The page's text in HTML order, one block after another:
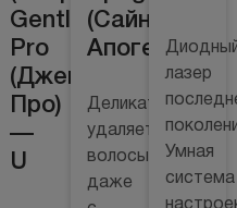
GentleLase
Pro
(ДжентлЛейз
Про)
—
U
(Сайнашур
Апогей+)
Деликатно
удаляет
волосы
даже
лазер
Умная
система